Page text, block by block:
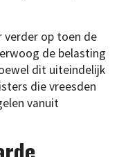
verder op toen de
de belasting
dit uiteindelijk
die vreesden
vanuit